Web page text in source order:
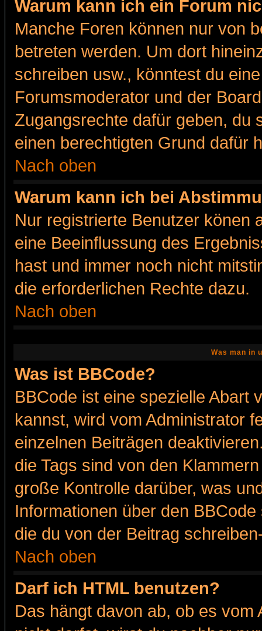
Warum kann ich ein Forum
Manche Foren können nur von
betreten werden. Um dort
schreiben usw., könntest du
Forumsmoderator und der
Zugangsrechte dafür geben, du
einen berechtigten Grund dafür
Nach oben
Warum kann ich bei
Nur registrierte Benutzer könen
eine Beeinflussung des
hast und immer noch nicht
die erforderlichen Rechte dazu.
Nach oben
Was man in
Was ist BBCode?
BBCode ist eine spezielle Abart
kannst, wird vom Administrator
einzelnen Beiträgen
die Tags sind von den
große Kontrolle darüber, was
Informationen über den
die du von der Beitrag
Nach oben
Darf ich HTML benutzen?
Das hängt davon ab, ob es